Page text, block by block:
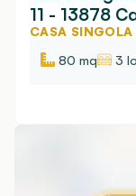
11 - 13878
CASA SINGOLA
80 mq
3